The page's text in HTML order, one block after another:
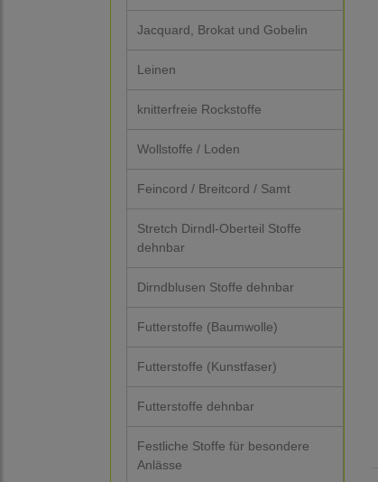
Jacquard, Brokat und Gobelin
Leinen
knitterfreie Rockstoffe
Wollstoffe / Loden
Feincord / Breitcord / Samt
Stretch Dirndl-Oberteil Stoffe
dehnbar
Dirndblusen Stoffe dehnbar
Futterstoffe (Baumwolle)
Futterstoffe (Kunstfaser)
Futterstoffe dehnbar
Festliche Stoffe für besondere
Anlässe